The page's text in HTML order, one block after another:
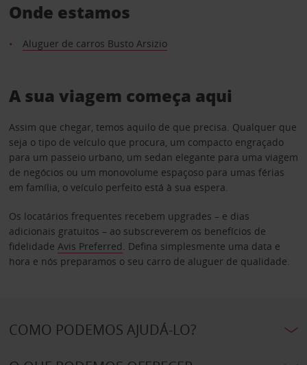
Onde estamos
Aluguer de carros Busto Arsizio
A sua viagem começa aqui
Assim que chegar, temos aquilo de que precisa. Qualquer que
seja o tipo de veículo que procura, um compacto engraçado
para um passeio urbano, um sedan elegante para uma viagem
de negócios ou um monovolume espaçoso para umas férias
em família, o veículo perfeito está à sua espera.
Os locatários frequentes recebem upgrades – e dias
adicionais gratuitos – ao subscreverem os benefícios de
fidelidade Avis Preferred. Defina simplesmente uma data e
hora e nós preparamos o seu carro de aluguer de qualidade.
COMO PODEMOS AJUDÁ-LO?